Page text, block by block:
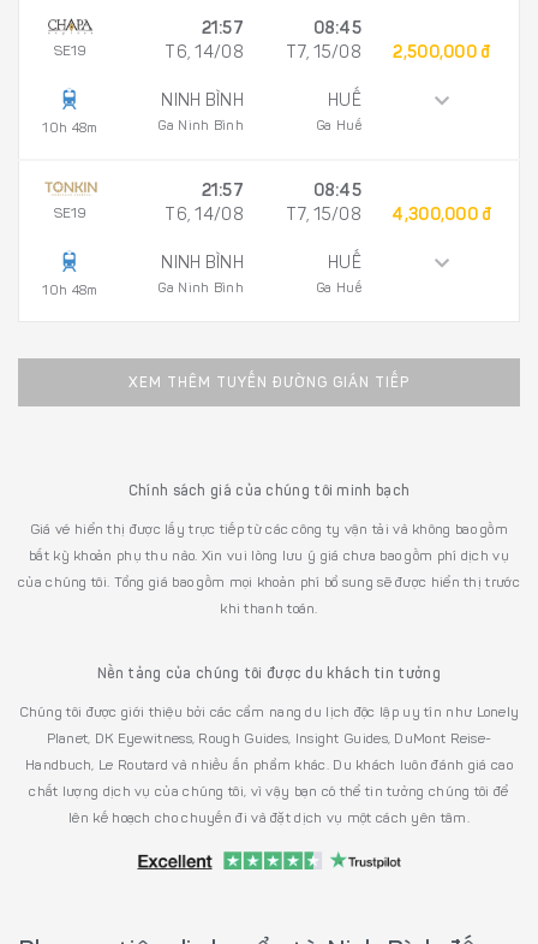
SE19
10h 48m
21:57
T6, 14/08
NINH BÌNH
Ga Ninh Bình
08:45
T7, 15/08
HUẾ
Ga Huế
2,500,000 đ
SE19
10h 48m
21:57
T6, 14/08
NINH BÌNH
Ga Ninh Bình
08:45
T7, 15/08
HUẾ
Ga Huế
4,300,000 đ
XEM THÊM TUYẾN ĐƯỜNG GIÁN TIẾP
Chính sách giá của chúng tôi minh bạch
Giá vé hiển thị được lấy trực tiếp từ các công ty vận tải và không bao gồm
bất kỳ khoản phụ thu nào. Xin vui lòng lưu ý giá chưa bao gồm phí dịch vụ
của chúng tôi. Tổng giá bao gồm mọi khoản phí bổ sung sẽ được hiển thị trước
khi thanh toán.
Nền tảng của chúng tôi được du khách tin tưởng
Chúng tôi được giới thiệu bởi các cẩm nang du lịch độc lập uy tín như Lonely
Planet, DK Eyewitness, Rough Guides, Insight Guides, DuMont Reise-
Handbuch, Le Routard và nhiều ấn phẩm khác. Du khách luôn đánh giá cao
chất lượng dịch vụ của chúng tôi, vì vậy bạn có thể tin tưởng chúng tôi để
lên kế hoạch cho chuyến đi và đặt dịch vụ một cách yên tâm.